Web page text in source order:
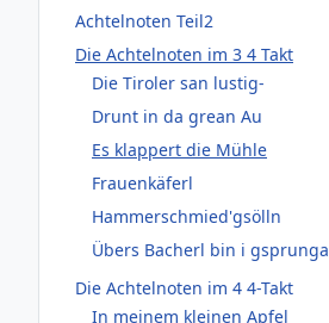
Achtelnoten Teil2
Die Achtelnoten im 3 4 Takt
Die Tiroler san lustig-
Drunt in da grean Au
Es klappert die Mühle
Frauenkäferl
Hammerschmied'gsölln
Übers Bacherl bin i gsprunga
Die Achtelnoten im 4 4-Takt
In meinem kleinen Apfel